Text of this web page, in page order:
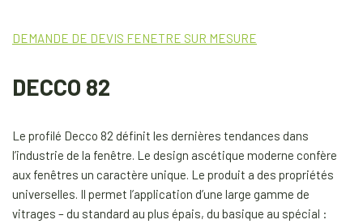
DEMANDE DE DEVIS FENETRE SUR MESURE
DECCO 82
Le profilé Decco 82 définit les dernières tendances dans
l’industrie de la fenêtre. Le design ascétique moderne confère
aux fenêtres un caractère unique. Le produit a des propriétés
universelles. Il permet l’application d’une large gamme de
vitrages – du standard au plus épais, du basique au spécial :